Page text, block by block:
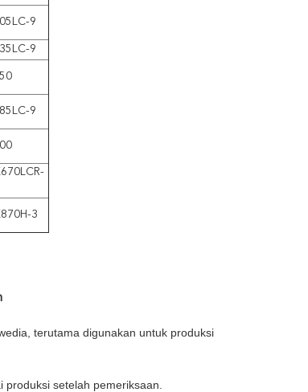
9
9
9
3
terutama digunakan untuk produksi
setelah pemeriksaan.